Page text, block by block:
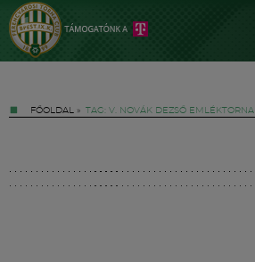
FŐOLDAL » TAG: V. NOVÁK DEZSŐ EMLÉKTORNA